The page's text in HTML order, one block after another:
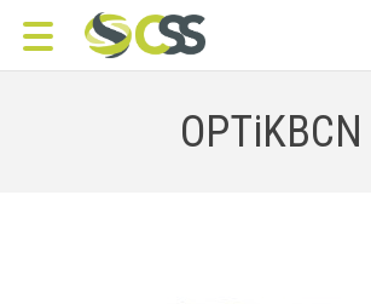
OPTiKBCN